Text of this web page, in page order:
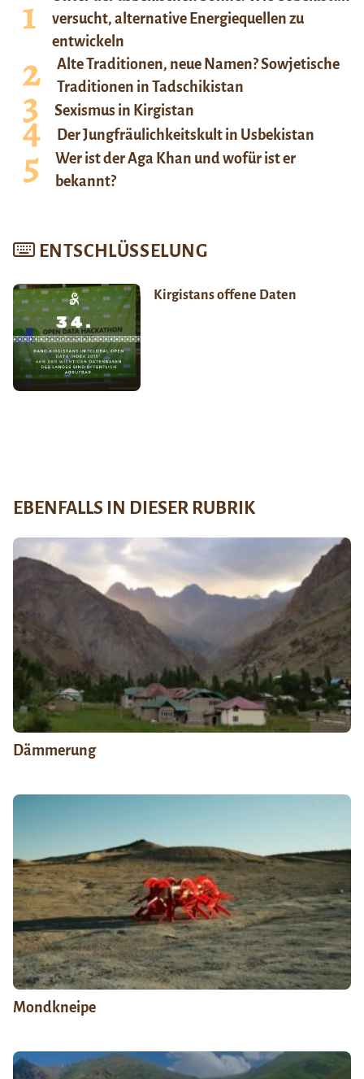
versucht, alternative Energiequellen zu
entwickeln
Alte Traditionen, neue Namen? Sowjetische
Traditionen in Tadschikistan
Sexismus in Kirgistan
Der Jungfräulichkeitskult in Usbekistan
Wer ist der Aga Khan und wofür ist er
bekannt?
ENTSCHLÜSSELUNG
Kirgistans offene Daten
EBENFALLS IN DIESER RUBRIK
Dämmerung
Mondkneipe